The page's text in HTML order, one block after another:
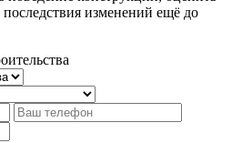
изменений ещё до